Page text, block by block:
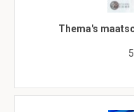
Thema's